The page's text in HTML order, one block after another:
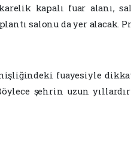
kapalı fuar alanı,
salonu da yer alacak.
fuayesiyle
şehrin uzun